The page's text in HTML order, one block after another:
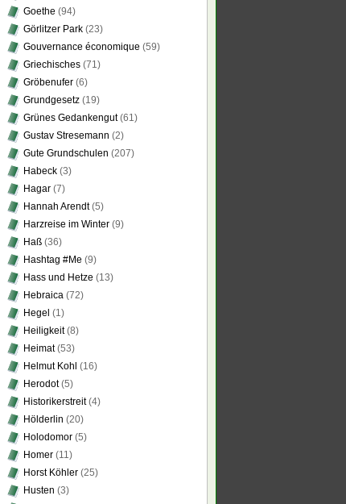
Goethe (94)
Görlitzer Park (23)
Gouvernance économique (59)
Griechisches (71)
Gröbenufer (6)
Grundgesetz (19)
Grünes Gedankengut(61)
Gustav Stresemann (2)
Gute Grundschulen (207)
Habeck (3)
Hagar (7)
Hannah Arendt(5)
Harzreise im Winter (9)
Haß (36)
Hashtag #Me (9)
Hass und Hetze (13)
Hebraica (72)
Hegel (1)
Heiligkeit(8)
Heimat(53)
Helmut Kohl (16)
Herodot(5)
Historikerstreit(4)
Hölderlin (20)
Holodomor (5)
Homer (11)
Horst Köhler (25)
Husten (3)